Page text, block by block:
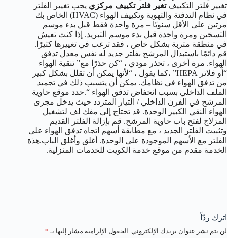
تغيير فلتر التكييفتغير فلتر تكييف مركزي يجب تغيير الفلتر
في نظام التدفئة والتهوية وتكييف الهواء (HVAC) الخاص بك
مرتين على الأقل سنويًا – مرة واحدة فقط قبل بدء موسم
التسخين ومرة واحدة قبل بدء موسم التبريد. إذا كنت تعيش
في منطقة متربة بشكل خاص ، فقد ترغب في تغييرها كثيرًا.
قم دائمًا باستبدال المرشح بفلتر جديد له نفس معدل تدفق
الهواء. مرة أخرى ، تحذر مودي ، “كن حذرًا مع” تنقية الهواء
“أو فلاتر HEPA” ،كما يقول ، “لأنها يمكن أن تقلل بشكل كبير
من تدفق الهواء في نظامك. يمكن أن يتسبب ذلك في تجميد
الملف الداخلي بسبب انخفاض تدفق الهواء “.حدد موقع حاوية
المرشح في الفرن الداخلي / التيار المتردد حيث يدخل مجرى
الهواء النقي الكبير الوحدة. قد تحتاج إلى مفك لف لتشغيل
المزلاج لفتح باب حاوية المرشح. قم بإزالة الفلتر القديم
وتثبيت الفلتر الجديد ، مع مطابقة أسهم اتجاه تدفق الهواء على
الفلتر مع الأسهم الموجودة على الوحدة. أغلق وأغلق الباب.هذة
الخدمة مقدم من موقع خدمة الكويت للخدمات المنزلية.
اترك ردّاً
لن يتم نشر عنوان بريدك الإلكتروني. الحقول الإلزامية مشار إليها بـ *